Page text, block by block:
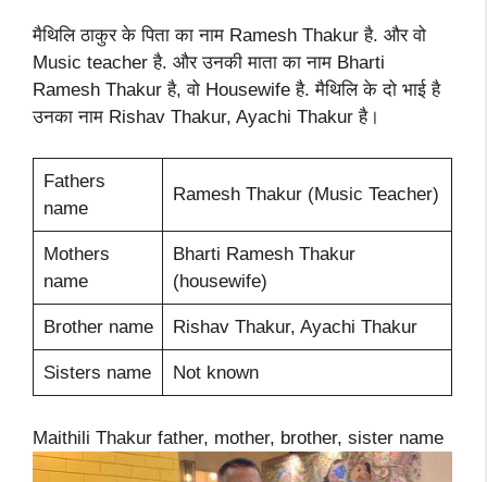
मैथिलि ठाकुर के पिता का नाम Ramesh Thakur है. और वो
Music teacher है. और उनकी माता का नाम Bharti
Ramesh Thakur है, वो Housewife है. मैथिलि के दो भाई है
उनका नाम Rishav Thakur, Ayachi Thakur है।
Fathers
name
Ramesh Thakur (Music Teacher)
Mothers
name
Bharti Ramesh Thakur
(housewife)
Brother name Rishav Thakur, Ayachi Thakur
Sisters name Not known
Maithili Thakur father, mother, brother, sister name